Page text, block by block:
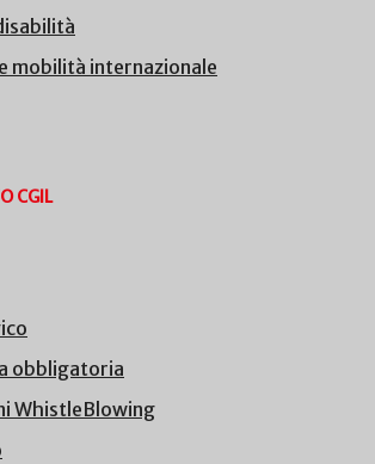
mobilità internazionale
CGIL
obbligatoria
WhistleBlowing